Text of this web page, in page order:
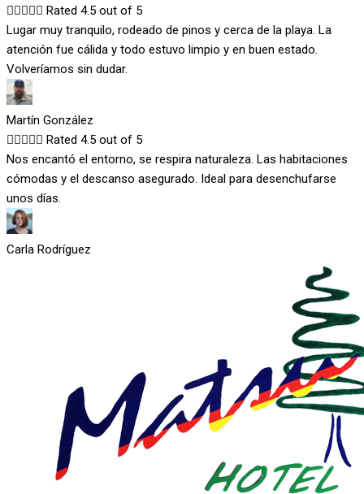
 Rated 4.5 out of 5
Lugar muy tranquilo, rodeado de pinos y cerca de la playa. La
atención fue cálida y todo estuvo limpio y en buen estado.
Volveríamos sin dudar.
Martín González
 Rated 4.5 out of 5
Nos encantó el entorno, se respira naturaleza. Las habitaciones
cómodas y el descanso asegurado. Ideal para desenchufarse
unos días.
Carla Rodríguez